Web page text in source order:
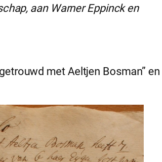
aan Warner Eppinck en
met Aeltjen Bosman” en